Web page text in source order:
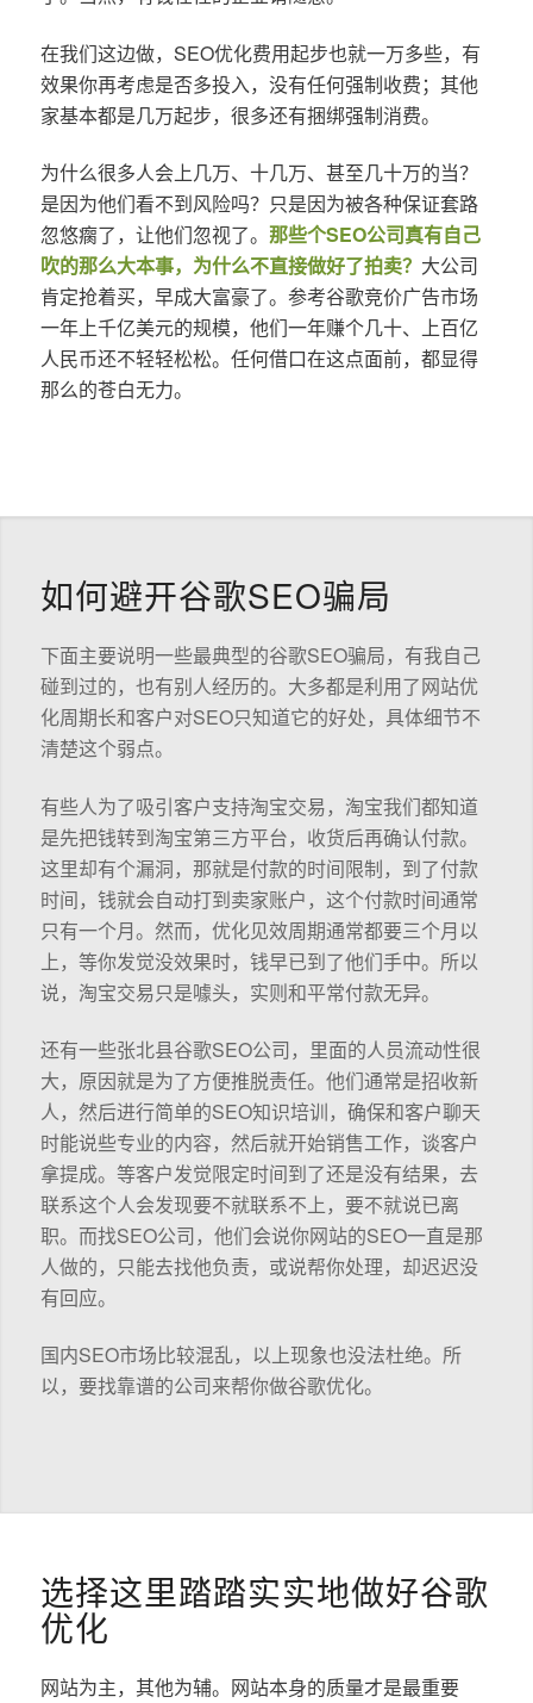
在我们这边做，SEO优化费用起步也就一万多些，有
效果你再考虑是否多投入，没有任何强制收费；其他
家基本都是几万起步，很多还有捆绑强制消费。
为什么很多人会上几万、十几万、甚至几十万的当？
是因为他们看不到风险吗？只是因为被各种保证套路
忽悠瘸了，让他们忽视了。 那些个SEO公司真有自己
吹的那么大本事，为什么不直接做好了拍卖？ 大公司
肯定抢着买，早成大富豪了。参考谷歌竞价广告市场
一年上千亿美元的规模，他们一年赚个几十、上百亿
人民币还不轻轻松松。任何借口在这点面前，都显得
那么的苍白无力。
如何避开谷歌SEO骗局
下面主要说明一些最典型的谷歌SEO骗局，有我自己
碰到过的，也有别人经历的。大多都是利用了网站优
化周期长和客户对SEO只知道它的好处，具体细节不
清楚这个弱点。
有些人为了吸引客户支持淘宝交易，淘宝我们都知道
是先把钱转到淘宝第三方平台，收货后再确认付款。
这里却有个漏洞，那就是付款的时间限制，到了付款
时间，钱就会自动打到卖家账户，这个付款时间通常
只有一个月。然而，优化见效周期通常都要三个月以
上，等你发觉没效果时，钱早已到了他们手中。所以
说，淘宝交易只是噱头，实则和平常付款无异。
还有一些张北县谷歌SEO公司，里面的人员流动性很
大，原因就是为了方便推脱责任。他们通常是招收新
人，然后进行简单的SEO知识培训，确保和客户聊天
时能说些专业的内容，然后就开始销售工作，谈客户
拿提成。等客户发觉限定时间到了还是没有结果，去
联系这个人会发现要不就联系不上，要不就说已离
职。而找SEO公司，他们会说你网站的SEO一直是那
人做的，只能去找他负责，或说帮你处理，却迟迟没
有回应。
国内SEO市场比较混乱，以上现象也没法杜绝。所
以，要找靠谱的公司来帮你做谷歌优化。
选择这里踏踏实实地做好谷歌
优化
网站为主，其他为辅。网站本身的质量才是最重要